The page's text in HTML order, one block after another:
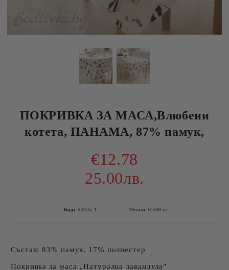
ПОКРИВКА ЗА МАСА,Влюбени
котета, ПАНАМА, 87% памук,
€12.78
25.00лв.
Код: 5232n-1 Тегло: 0.500 кг
Състав: 83% памук, 17% полиестер
Покривка за маса „Натурална лавандула"